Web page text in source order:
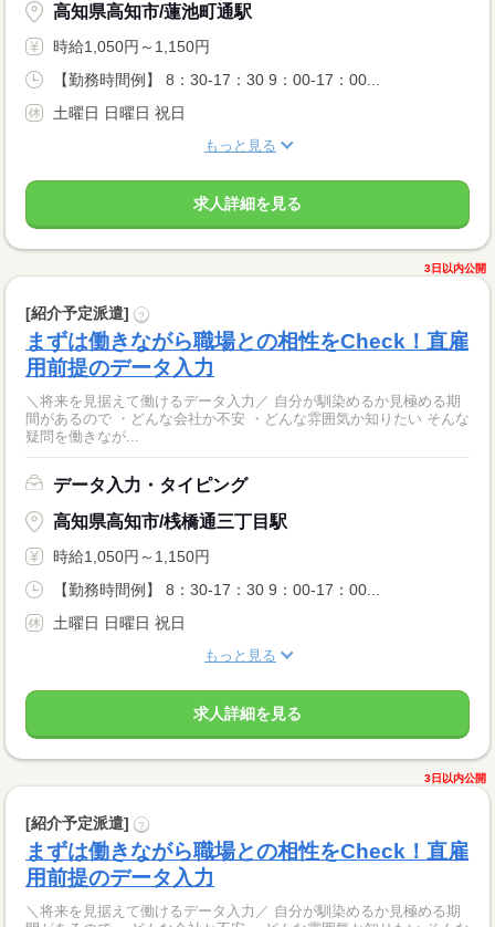
高知県高知市/蓮池町通駅
時給1,050円～1,150円
【勤務時間例】 8：30-17：30 9：00-17：00...
土曜日 日曜日 祝日
もっと見る
求人詳細を見る
3日以内公開
[紹介予定派遣] ?
まずは働きながら職場との相性をCheck！直雇
用前提のデータ入力
＼将来を見据えて働けるデータ入力／ 自分が馴染めるか見極める期
間があるので ・どんな会社か不安 ・どんな雰囲気か知りたい そんな
疑問を働きなが...
データ入力・タイピング
高知県高知市/桟橋通三丁目駅
時給1,050円～1,150円
【勤務時間例】 8：30-17：30 9：00-17：00...
土曜日 日曜日 祝日
もっと見る
求人詳細を見る
3日以内公開
[紹介予定派遣] ?
まずは働きながら職場との相性をCheck！直雇
用前提のデータ入力
＼将来を見据えて働けるデータ入力／ 自分が馴染めるか見極める期